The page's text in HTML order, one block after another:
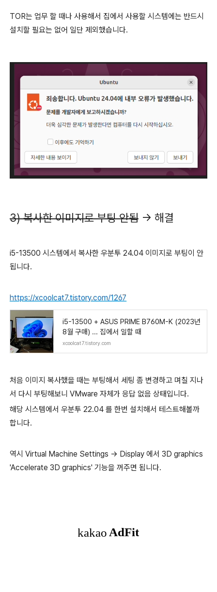
TOR는 업무 할 때나 사용해서 집에서 사용할 시스템에는 반드시
설치할 필요는 없어 일단 제외했습니다.
3) 복사한 이미지로 부팅 안됨 -> 해결
i5-13500 시스템에서 복사한 우분투 24.04 이미지로 부팅이 안
됩니다.
https://xcoolcat7.tistory.com/1267
i5-13500 + ASUS PRIME B760M-K (2023년
8월 구매) ... 집에서 일할 때
xcoolcat7.tistory.com
처음 이미지 복사했을 때는 부팅해서 세팅 좀 변경하고 며칠 지나
서 다시 부팅해보니 VMware 자체가 응답 없음 상태입니다.
해당 시스템에서 우분투 22.04 를 한번 설치해서 테스트해볼까
합니다.
역시 Virtual Machine Settings -> Display 에서 3D graphics
'Accelerate 3D graphics' 기능을 꺼주면 됩니다.